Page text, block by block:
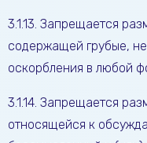
3.1.13. Запрещается
содержащей грубые,
оскорбления в любой
3.1.14. Запрещается
относящейся к